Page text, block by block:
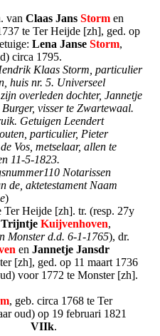
vanClaas JansStorm en
te Ter Heijde [zh], ged. op
Lena JanseStorm,
circa 1795.
Klaas Storm, particulier
huis nr. 5. Universeel
overleden dochter, Jannetje
visser te Zwartewaal.
Getuigen Leendert
particulier, Pieter
Vos, metselaar, allen te
11-5-1823.
Notarissen
de, aktetestament Naam
)
Ter Heijde [zh]. tr. (resp. 27y
TrijntjeKuijvenhoven,
Monster d.d. 6-1-1765), dr.
enJannetje Jansdr
[zh], ged. op 11 maart 1736
voor 1772 te Monster [zh].
, geb. circa 1768 te Ter
oud) op 19 februari 1821
volgtVIIk.